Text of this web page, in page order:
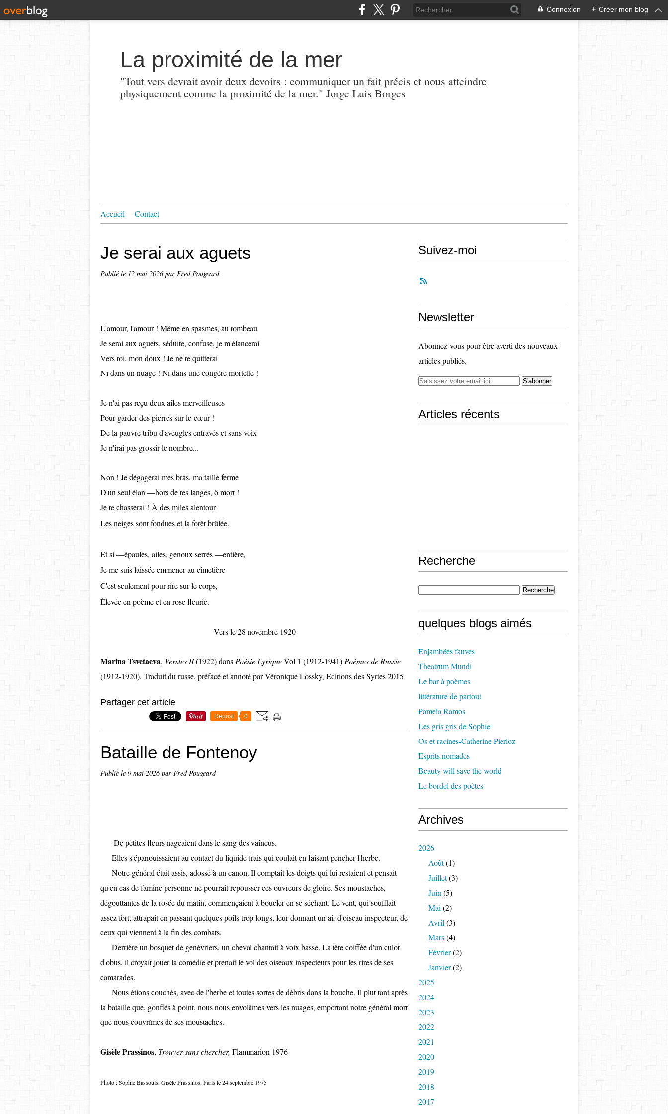
Connexion + Créer mon blog
La proximité de la mer
"Tout vers devrait avoir deux devoirs : communiquer un fait précis et nous atteindre
physiquement comme la proximité de la mer." Jorge Luis Borges
Accueil Contact
Je serai aux aguets
Publié le 12 mai 2026par Fred Pougeard
L'amour, l'amour ! Même en spasmes, au tombeau
Je serai aux aguets, séduite, confuse, je m'élancerai
Vers toi, mon doux ! Je ne te quitterai
Ni dans un nuage ! Ni dans une congère mortelle !
Je n'ai pas reçu deux ailes merveilleuses
Pour garder des pierres sur le cœur !
De la pauvre tribu d'aveugles entravés et sans voix
Je n'irai pas grossir le nombre...
Non ! Je dégagerai mes bras, ma taille ferme
D'un seul élan —hors de tes langes, ô mort !
Je te chasserai ! À des miles alentour
Les neiges sont fondues et la forêt brûlée.
Et si —épaules, ailes, genoux serrés —entière,
Je me suis laissée emmener au cimetière
C'est seulement pour rire sur le corps,
Élevée en poème et en rose fleurie.
Vers le 28 novembre 1920
Marina Tsvetaeva, Verstes II(1922) dans Poésie LyriqueVol 1 (1912-1941) Poèmes de Russie
(1912-1920). Traduit du russe, préfacé et annoté par Véronique Lossky, Editions des Syrtes 2015
Partager cet article
Repost 0
Bataille de Fontenoy
Publié le 9 mai 2026par Fred Pougeard
De petites fleurs nageaient dans le sang des vaincus.
Elles s'épanouissaient au contact du liquide frais qui coulait en faisant pencher l'herbe.
Notre général était assis, adossé à un canon. Il comptait les doigts qui lui restaient et pensait
qu'en cas de famine personne ne pourrait repousser ces ouvreurs de gloire. Ses moustaches,
dégouttantes de la rosée du matin, commençaient à boucler en se séchant. Le vent, qui soufflait
assez fort, attrapait en passant quelques poils trop longs, leur donnant un air d'oiseau inspecteur, de
ceux qui viennent à la fin des combats.
Derrière un bosquet de genévriers, un cheval chantait à voix basse. La tête coiffée d'un culot
d'obus, il croyait jouer la comédie et prenait le vol des oiseaux inspecteurs pour les rires de ses
camarades.
Nous étions couchés, avec de l'herbe et toutes sortes de débris dans la bouche. Il plut tant après
la bataille que, gonflés à point, nous nous envolâmes vers les nuages, emportant notre général mort
que nous couvrîmes de ses moustaches.
Gisèle Prassinos, Trouver sans chercher, Flammarion 1976
Photo : Sophie Bassouls, Gisèle Prassinos, Paris le 24 septembre 1975
Suivez-moi
Newsletter
Abonnez-vous pour être averti des nouveaux
articles publiés.
Articles récents
Recherche
quelques blogs aimés
Enjambées fauves
Theatrum Mundi
Le bar à poèmes
littérature de partout
Pamela Ramos
Les gris gris de Sophie
Os et racines-Catherine Pierloz
Esprits nomades
Beauty will save the world
Le bordel des poètes
Archives
2026
Août(1)
Juillet(3)
Juin (5)
Mai (2)
Avril (3)
Mars(4)
Février(2)
Janvier(2)
2025
2024
2023
2022
2021
2020
2019
2018
2017